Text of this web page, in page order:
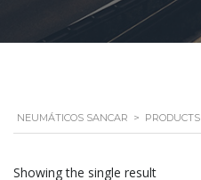
NEUMÁTICOS SANCAR > PRODUCTS
Showing the single result